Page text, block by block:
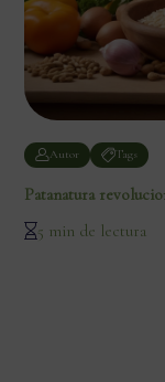
Autor Tags
Patanatura
5 min de lectura